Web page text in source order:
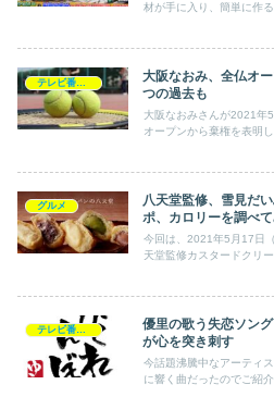
材が手に入り、簡単に作
大阪なおみ、全仏オ
つの過去も
大阪なおみさんが2021年
オープンから棄権を表明
グルメ
八天堂監修、雪見だ
ポ、カロリーを調べ
今回は、2021年5月17日
天堂監修カスタードクリ
テレビ番組・芸能
優里の歌う失恋ソン
が心を突き刺す
今話題沸騰中なアーティ
に響く曲だったのでご紹